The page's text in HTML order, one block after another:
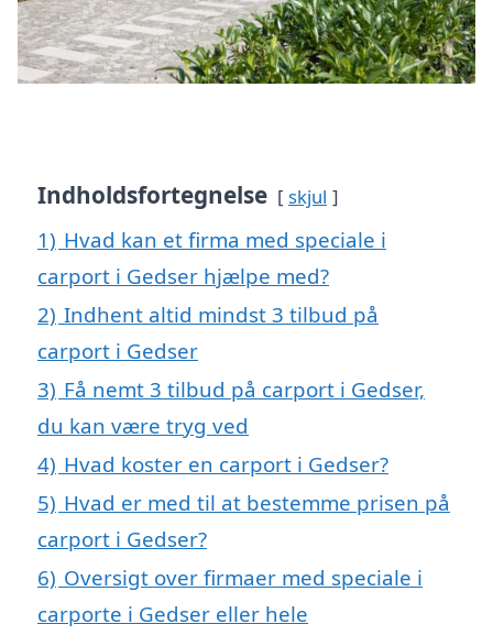
Indholdsfortegnelse skjul
1) Hvad kan et firma med speciale i
carport i Gedser hjælpe med?
2) Indhent altid mindst 3 tilbud på
carport i Gedser
3) Få nemt 3 tilbud på carport i Gedser,
du kan være tryg ved
4) Hvad koster en carport i Gedser?
5) Hvad er med til at bestemme prisen på
carport i Gedser?
6) Oversigt over firmaer med speciale i
carporte i Gedser eller hele